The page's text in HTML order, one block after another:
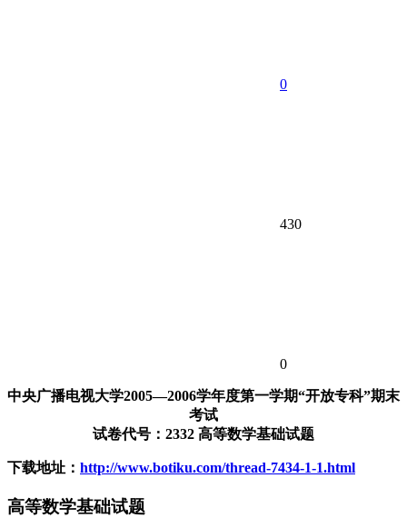
0
430
0
中央广播电视大学2005—2006学年度第一学期“开放专科”期末
考试
试卷代号：2332 高等数学基础试题
下载地址： http://www.botiku.com/thread-7434-1-1.html
高等数学基础试题